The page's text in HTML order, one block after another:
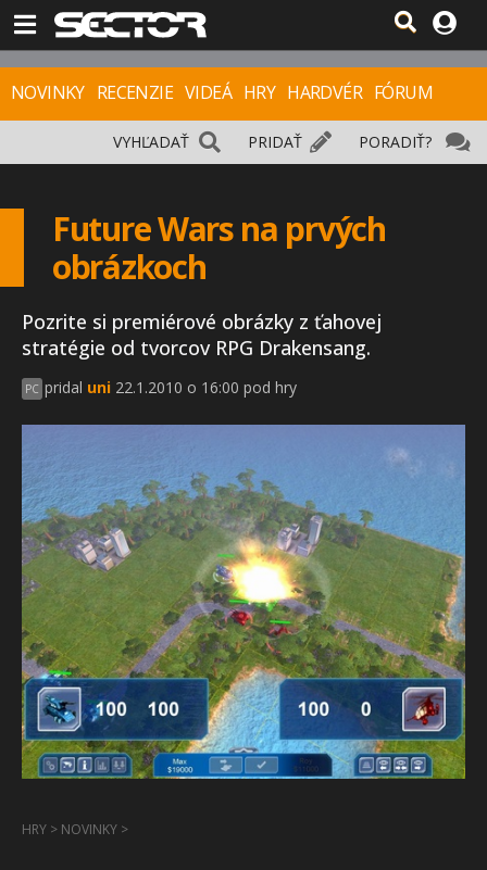
NOVINKY RECENZIE VIDEÁ HRY HARDVÉR FÓRUM
PORADIŤ?
PRIDAŤ
VYHĽADAŤ
Future Wars na prvých
obrázkoch
Pozrite si premiérové obrázky z ťahovej
stratégie od tvorcov RPG Drakensang.
PC pridal uni 22.1.2010 o 16:00 pod hry
HRY > NOVINKY >